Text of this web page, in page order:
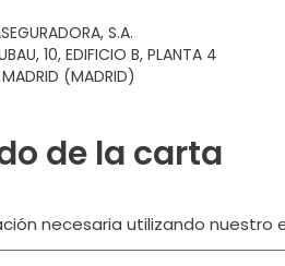
S.A.
10, EDIFICIO B, PLANTA 4
(MADRID)
de la carta
necesaria utilizando nuestro